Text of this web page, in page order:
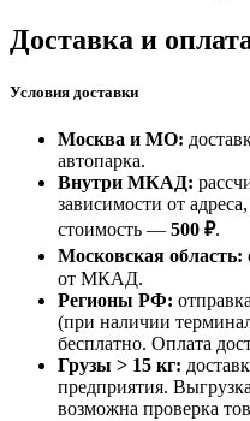
Доставка и
Условия доставки
Москва и МО:
автопарка.
Внутри МКАД:
зависимости от
стоимость — 500 ₽.
Московская область:
от МКАД.
Регионы РФ:
(при наличии
бесплатно. Оплата
Грузы > 15 кг:
предприятия.
возможна проверка